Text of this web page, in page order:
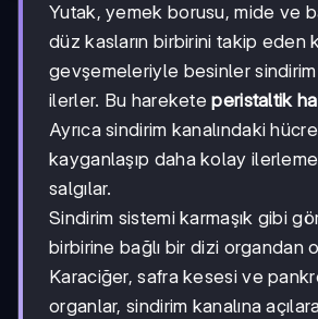
Yutak, yemek borusu, mide ve
düz kasların birbirini takip eden
gevşemeleriyle besinler sindirim
ilerler. Bu hareketeperistaltik
Ayrıca sindirim kanalındaki
kayganlaşıp daha kolay
salgılar.
Sindirim sistemi karmaşık gibi
birbirine bağlı bir dizi organdan
Karaciğer, safra kesesi ve
organlar, sindirim kanalına